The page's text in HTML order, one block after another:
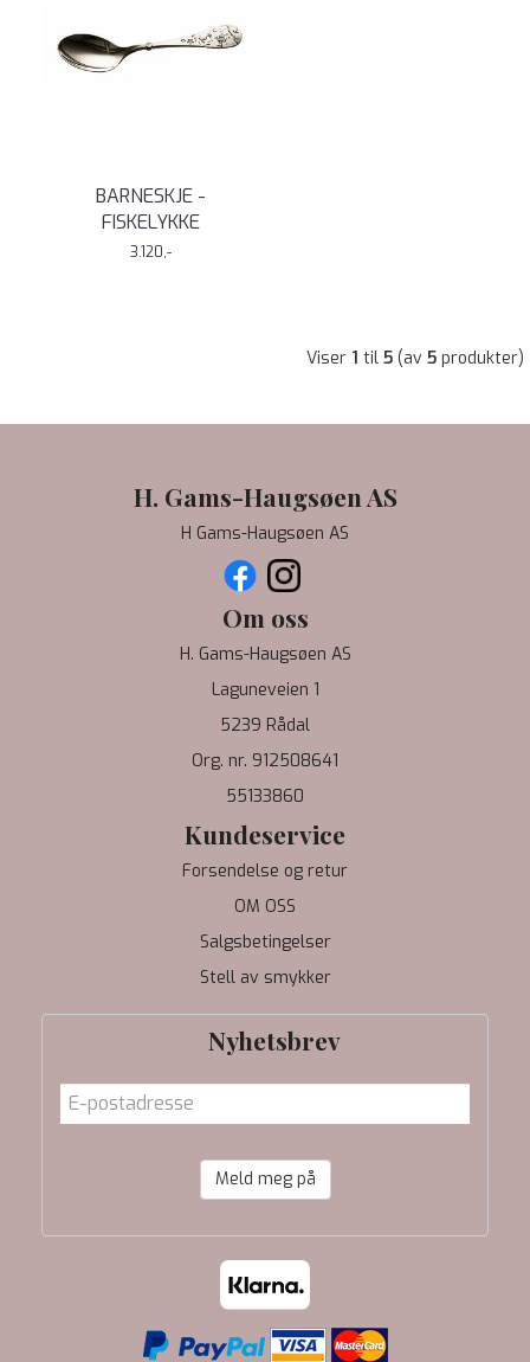
BARNESKJE -
FISKELYKKE
3.120,-
Viser 1 til 5 (av 5 produkter)
H. Gams-Haugsøen AS
H Gams-Haugsøen AS
Om oss
H. Gams-Haugsøen AS
Laguneveien 1
5239 Rådal
Org. nr. 912508641
55133860
Kundeservice
Forsendelse og retur
OM OSS
Salgsbetingelser
Stell av smykker
Nyhetsbrev
Meld meg på